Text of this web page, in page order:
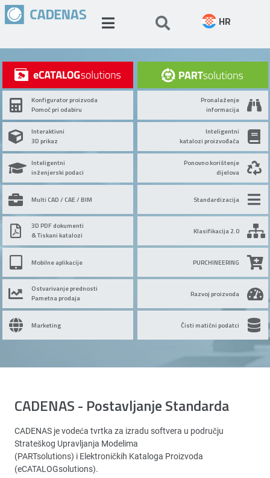
HR
Konfigurator proizvoda
Pomoć pri odabiru
Interaktivni
3D prikaz
Inteligentni
inženjerski podaci
Multi CAD / CAE / BIM
3D PDF dokumenti
& Tiskani katalozi
Mobilne aplikacije
Ostvarivanje prednosti
Pametna prodaja
Marketing
Pronalaženje
informacija
Inteligentni
katalozi proizvođača
Ponovno korištenje
dijelova
Standardizacija
Klasifikacija 2.0
PURCHINEERING
Razvoj proizvoda
Čisti matični podatci
CADENAS - Postavljanje Standarda
CADENAS je vodeća tvrtka za izradu softvera u području
Strateškog Upravljanja Modelima
(PARTsolutions) i Elektroničkih Kataloga Proizvoda
(eCATALOGsolutions).